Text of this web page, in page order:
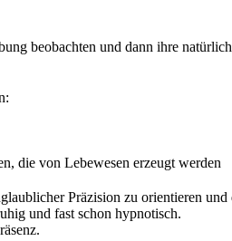
beobachten und dann ihre
die von Lebewesen erzeugt werden
Präzision zu orientieren und
und fast schon hypnotisch.